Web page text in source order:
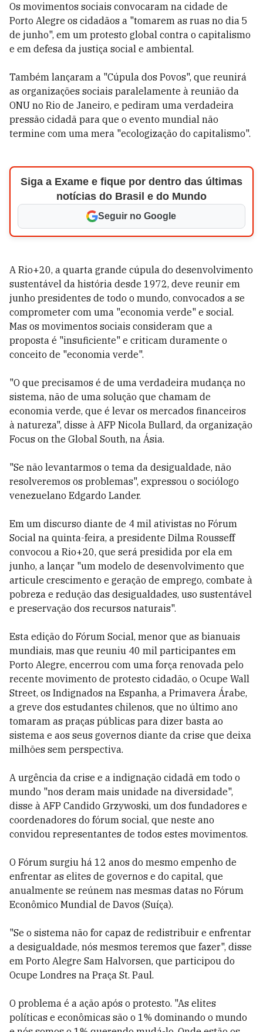
Os movimentos sociais convocaram na cidade de
Porto Alegre os cidadãos a "tomarem as ruas no dia 5
de junho", em um protesto global contra o capitalismo
e em defesa da justiça social e ambiental.
Também lançaram a "Cúpula dos Povos", que reunirá
as organizações sociais paralelamente à reunião da
ONU no Rio de Janeiro, e pediram uma verdadeira
pressão cidadã para que o evento mundial não
termine com uma mera "ecologização do capitalismo".
Siga a Exame e fique por dentro das últimas
notícias do Brasil e do Mundo
Seguir no Google
A Rio+20, a quarta grande cúpula do desenvolvimento
sustentável da história desde 1972, deve reunir em
junho presidentes de todo o mundo, convocados a se
comprometer com uma "economia verde" e social.
Mas os movimentos sociais consideram que a
proposta é "insuficiente" e criticam duramente o
conceito de "economia verde".
"O que precisamos é de uma verdadeira mudança no
sistema, não de uma solução que chamam de
economia verde, que é levar os mercados financeiros
à natureza", disse à AFP Nicola Bullard, da organização
Focus on the Global South, na Ásia.
"Se não levantarmos o tema da desigualdade, não
resolveremos os problemas", expressou o sociólogo
venezuelano Edgardo Lander.
Em um discurso diante de 4 mil ativistas no Fórum
Social na quinta-feira, a presidente Dilma Rousseff
convocou a Rio+20, que será presidida por ela em
junho, a lançar "um modelo de desenvolvimento que
articule crescimento e geração de emprego, combate à
pobreza e redução das desigualdades, uso sustentável
e preservação dos recursos naturais".
Esta edição do Fórum Social, menor que as bianuais
mundiais, mas que reuniu 40 mil participantes em
Porto Alegre, encerrou com uma força renovada pelo
recente movimento de protesto cidadão, o Ocupe Wall
Street, os Indignados na Espanha, a Primavera Árabe,
a greve dos estudantes chilenos, que no último ano
tomaram as praças públicas para dizer basta ao
sistema e aos seus governos diante da crise que deixa
milhões sem perspectiva.
A urgência da crise e a indignação cidadã em todo o
mundo "nos deram mais unidade na diversidade",
disse à AFP Candido Grzywoski, um dos fundadores e
coordenadores do fórum social, que neste ano
convidou representantes de todos estes movimentos.
O Fórum surgiu há 12 anos do mesmo empenho de
enfrentar as elites de governos e do capital, que
anualmente se reúnem nas mesmas datas no Fórum
Econômico Mundial de Davos (Suíça).
"Se o sistema não for capaz de redistribuir e enfrentar
a desigualdade, nós mesmos teremos que fazer", disse
em Porto Alegre Sam Halvorsen, que participou do
Ocupe Londres na Praça St. Paul.
O problema é a ação após o protesto. "As elites
políticas e econômicas são o 1% dominando o mundo